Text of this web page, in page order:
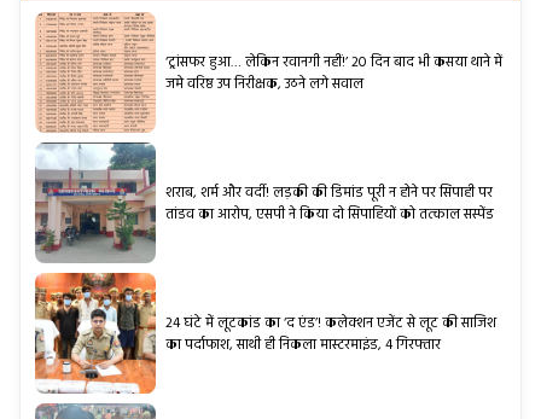
‘ट्रांसफर हुआ… लेकिन रवानगी नहीं!’ 20 दिन बाद भी कसया थाने में
जमे वरिष्ठ उप निरीक्षक, उठने लगे सवाल
शराब, शर्म और वर्दी! लड़की की डिमांड पूरी न होने पर सिपाही पर
तांडव का आरोप, एसपी ने किया दो सिपाहियों को तत्काल सस्पेंड
24 घंटे में लूटकांड का ‘द एंड’! कलेक्शन एजेंट से लूट की साजिश
का पर्दाफाश, साथी ही निकला मास्टरमाइंड, 4 गिरफ्तार